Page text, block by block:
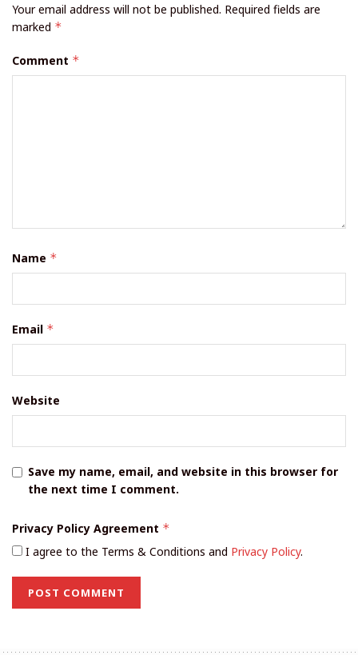
Your email address will not be published. Required fields are
marked *
Comment *
Name *
Email *
Website
Save my name, email, and website in this browser for
the next time I comment.
Privacy Policy Agreement *
I agree to the Terms & Conditions and Privacy Policy.